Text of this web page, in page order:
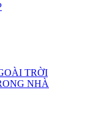
TRỜI
NHÀ